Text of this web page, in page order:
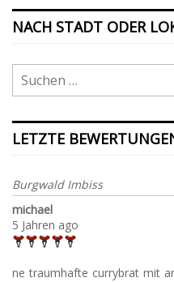
NACH STADT ODER
LETZTE
Burgwald Imbiss
michael
5 Jahren ago
ne traumhafte currybrat mit